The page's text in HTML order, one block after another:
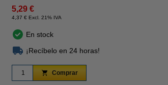
5,29 €
4,37 € Excl. 21% IVA
En stock
¡Recíbelo en 24 horas!
Comprar